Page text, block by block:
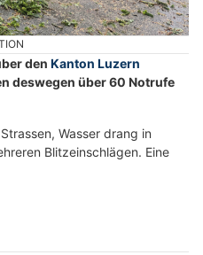
den Kanton Luzern
deswegen über 60 Notrufe
Wasser drang in
Blitzeinschlägen. Eine